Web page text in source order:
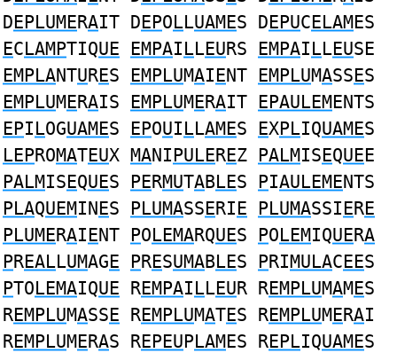
DEPLUMERAIT DEPOLLUAMES DEPUCELAMES
ECLAMPTIQUE EMPAILLEURS EMPAILLEUSE
EMPLANTURES EMPLUMAIENT EMPLUMASSES
EMPLUMERAIS EMPLUMERAIT EPAULEMENTS
EPILOGUAMES EPOUILLAMES EXPLIQUAMES
LEPROMATEUX MANIPULEREZ PALMISEQUEE
PALMISEQUES PERMUTABLES PIAULEMENTS
PLAQUEMINES PLUMASSERIE PLUMASSIERE
PLUMERAIENT POLEMARQUES POLEMIQUERA
PREALLUMAGE PRESUMABLES PRIMULACEES
PTOLEMAIQUE REMPAILLEUR REMPLUMAMES
REMPLUMASSE REMPLUMATES REMPLUMERAI
REMPLUMERAS REPEUPLAMES REPLIQUAMES